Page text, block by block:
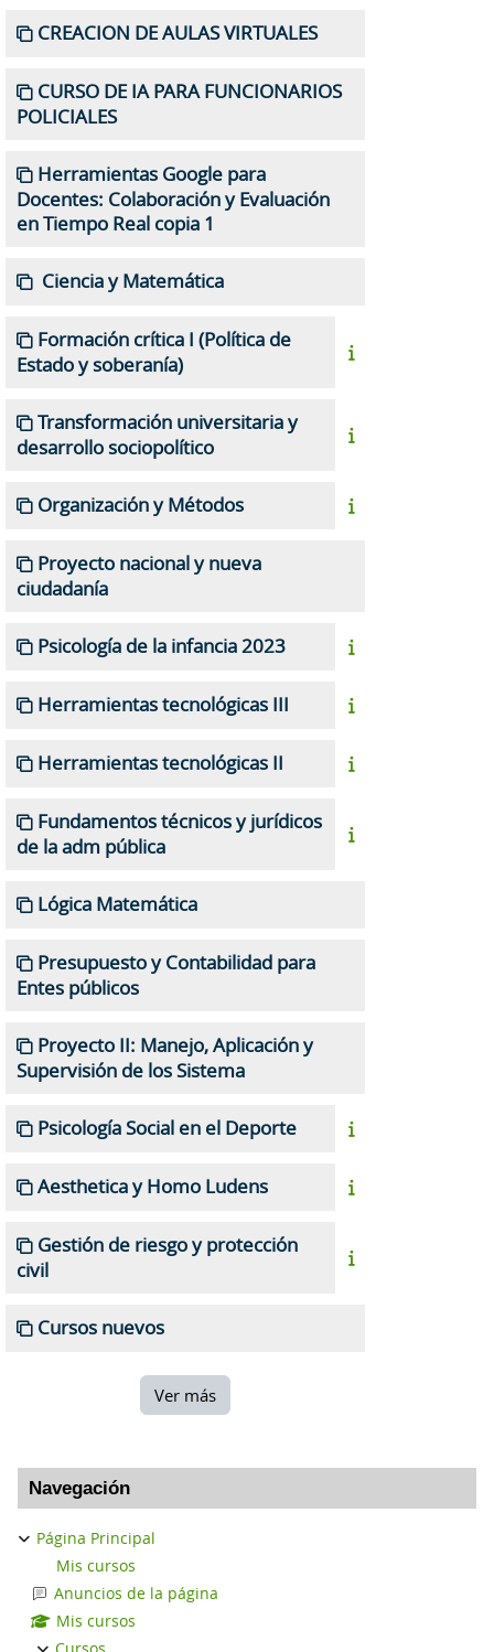
CREACION DE AULAS VIRTUALES
CURSO DE IA PARA FUNCIONARIOS
POLICIALES
Herramientas Google para
Docentes: Colaboración y Evaluación
en Tiempo Real copia 1
Ciencia y Matemática
Formación crítica I (Política de
Estado y soberanía)
Transformación universitaria y
desarrollo sociopolítico
Organización y Métodos
Proyecto nacional y nueva
ciudadanía
Psicología de la infancia 2023
Herramientas tecnológicas III
Herramientas tecnológicas II
Fundamentos técnicos y jurídicos
de la adm pública
Lógica Matemática
Presupuesto y Contabilidad para
Entes públicos
Proyecto II: Manejo, Aplicación y
Supervisión de los Sistema
Psicología Social en el Deporte
Aesthetica y Homo Ludens
Gestión de riesgo y protección
civil
Cursos nuevos
Ver más
Bloques
Navegación
Página Principal
Mis cursos
Anuncios de la página
Mis cursos
Cursos